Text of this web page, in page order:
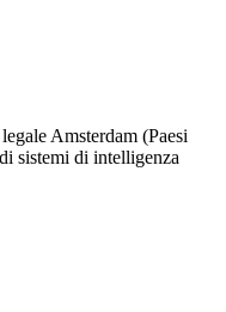
Amsterdam (Paesi
sistemi di intelligenza